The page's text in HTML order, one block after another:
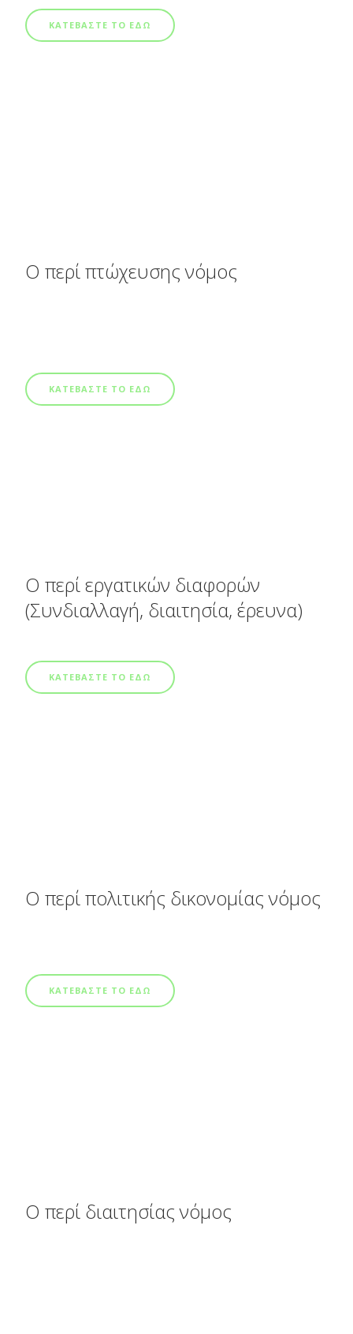
ΚΑΤΕΒΑΣΤΕ ΤΟ ΕΔΩ
Ο περί πτώχευσης νόμος
ΚΑΤΕΒΑΣΤΕ ΤΟ ΕΔΩ
Ο περί εργατικών διαφορών
(Συνδιαλλαγή, διαιτησία, έρευνα)
ΚΑΤΕΒΑΣΤΕ ΤΟ ΕΔΩ
Ο περί πολιτικής δικονομίας νόμος
ΚΑΤΕΒΑΣΤΕ ΤΟ ΕΔΩ
Ο περί διαιτησίας νόμος